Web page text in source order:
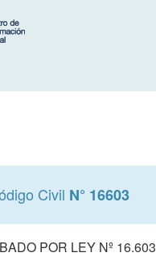
Civil N° 16603
POR LEY Nº 16.603